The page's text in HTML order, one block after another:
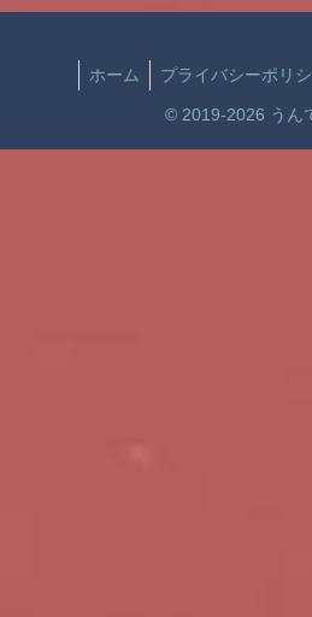
ホーム プライバシーポリ
© 2019-2026 うん